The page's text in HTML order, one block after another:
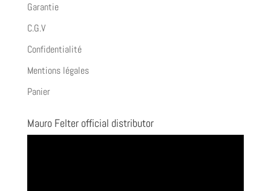
Garantie
C.G.V
Confidentialité
Mentions légales
Panier
Mauro Felter official distributor